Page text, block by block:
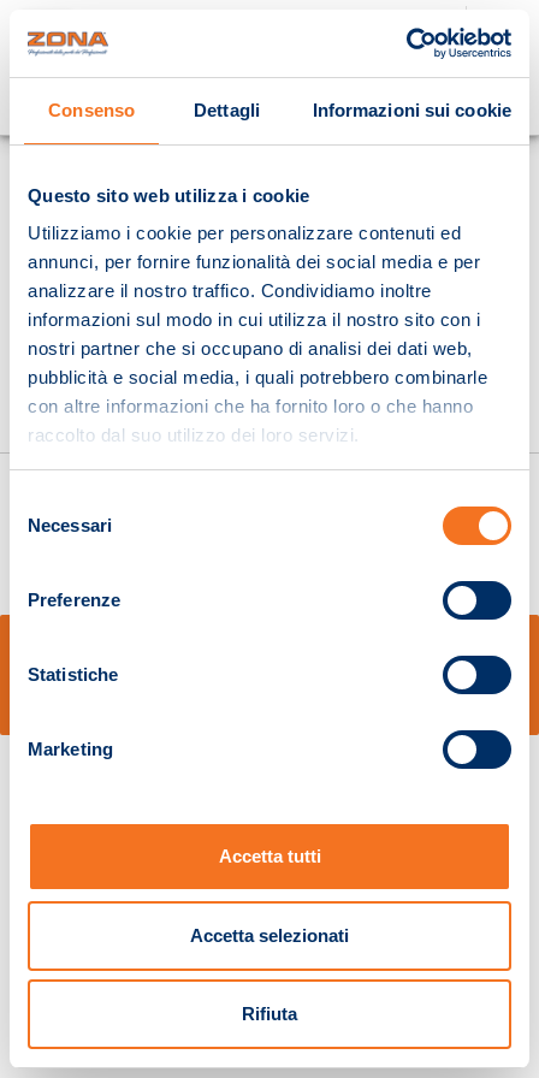
Consenso Dettagli Informazioni sui cookie
Questo sito web utilizza i cookie
Utilizziamo i cookie per personalizzare contenuti ed
annunci, per fornire funzionalità dei social media e per
analizzare il nostro traffico. Condividiamo inoltre
informazioni sul modo in cui utilizza il nostro sito con i
nostri partner che si occupano di analisi dei dati web,
pubblicità e social media, i quali potrebbero combinarle
con altre informazioni che ha fornito loro o che hanno
raccolto dal suo utilizzo dei loro servizi.
delNecessari
Preferenze
Statistiche
Marketing
Accetta tutti
Accetta selezionati
Rifiuta
Cosa stai cercando?
Pistoia 01680210505 – R.E.A. n.155974 - Cap.Soc. € 2.000.000,00 i.v. La
Società adotta il Codice Etico D.lgs. 231/01